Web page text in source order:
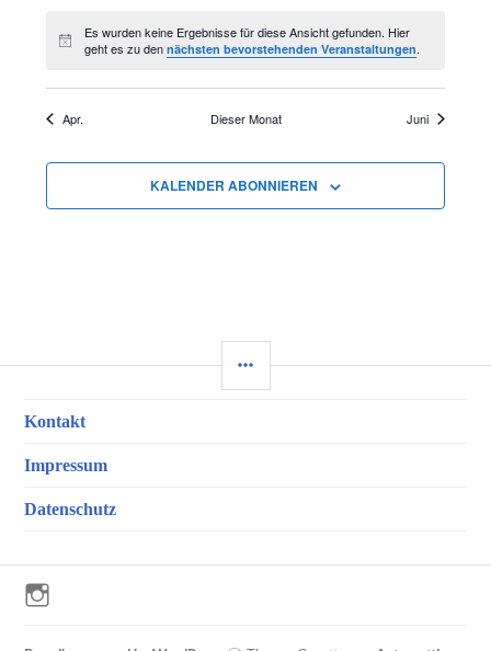
Hinweis
Es wurden keine Ergebnisse für diese Ansicht gefunden. Hier
geht es zu dennächsten bevorstehenden Veranstaltungen.
Apr. Dieser Monat Juni
KALENDER ABONNIEREN
Kontakt
Impressum
Datenschutz